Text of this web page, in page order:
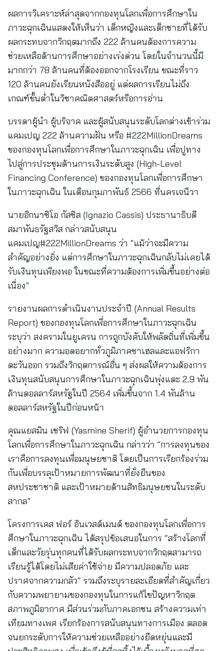
ผลการวิเคราะห์ล่าสุดจากกองทุนโลกเพื่อการศึกษาใน
ภาวะฉุกเฉินแสดงให้เห็นว่า เด็กหญิงและเด็กชายที่ได้รับ
ผลกระทบจากวิกฤตมากถึง 222 ล้านคนต้องการความ
ช่วยเหลือด้านการศึกษาอย่างเร่งด่วน โดยในจำนวนนี้มี
มากกว่า 78 ล้านคนที่ต้องออกจากโรงเรียน ขณะที่ราว
120 ล้านคนยังเรียนหนังสืออยู่ แต่ผลการเรียนไม่ถึง
เกณฑ์ขั้นต่ำในวิชาคณิตศาสตร์หรือการอ่าน
บรรดาผู้นำ ผู้บริจาค และผู้สนับสนุนระดับโลกต่างเข้าร่วม
แคมเปญ 222 ล้านความฝัน หรือ #222MillionDreams
ของกองทุนโลกเพื่อการศึกษาในภาวะฉุกเฉิน เพื่อปูทาง
ไปสู่การประชุมด้านการเงินระดับสูง (High-Level
Financing Conference) ของกองทุนโลกเพื่อการศึกษา
ในภาวะฉุกเฉิน ในเดือนกุมภาพันธ์ 2566 ที่นครเจนีวา
นายอิกนาซิโอ กัสซิส (Ignazio Cassis) ประธานาธิบดี
สมาพันธรัฐสวิส กล่าวสนับสนุน
แคมเปญ#222MillionDreams ว่า “แม้ว่าจะมีความ
สำคัญอย่างยิ่ง แต่การศึกษาในภาวะฉุกเฉินกลับไม่เคยได้
รับเงินทุนเพียงพอ ในขณะที่ความต้องการเพิ่มขึ้นอย่างต่อ
เนื่อง”
รายงานผลการดำเนินงานประจำปี (Annual Results
Report) ของกองทุนโลกเพื่อการศึกษาในภาวะฉุกเฉิน
ระบุว่า สงครามในยูเครน การถูกบังคับให้พลัดถิ่นที่เพิ่มขึ้น
อย่างมาก ความอดอยากทั่วภูมิภาคซาเฮลและแอฟริกา
ตะวันออก รวมถึงวิกฤตการณ์อื่น ๆ ส่งผลให้ความต้องการ
เงินทุนสนับสนุนการศึกษาในภาวะฉุกเฉินพุ่งแตะ 2.9 พัน
ล้านดอลลาร์สหรัฐในปี 2564 เพิ่มขึ้นจาก 1.4 พันล้าน
ดอลลาร์สหรัฐในปีก่อนหน้า
คุณแยสมิน เชริฟ (Yasmine Sherif) ผู้อำนวยการกองทุน
โลกเพื่อการศึกษาในภาวะฉุกเฉิน กล่าวว่า “การลงทุนของ
เราคือการลงทุนเพื่อมนุษยชาติ โดยเป็นการเรียกร้องร่วม
กันเพื่อบรรลุเป้าหมายการพัฒนาที่ยั่งยืนของ
สหประชาชาติ และเป้าหมายด้านสิทธิมนุษยชนในระดับ
สากล”
โครงการเคส ฟอร์ อินเวสต์เมนต์ ของกองทุนโลกเพื่อการ
ศึกษาในภาวะฉุกเฉิน ได้สรุปข้อเสนอในการ “สร้างโลกที่
เด็กและวัยรุ่นทุกคนที่ได้รับผลกระทบจากวิกฤตสามารถ
เรียนรู้ได้โดยไม่เสียค่าใช้จ่าย มีความปลอดภัย และ
ปราศจากความกลัว” รวมถึงระบุรายละเอียดที่สำคัญเกี่ยว
กับความพยายามของกองทุนในการแก้ไขปัญหาวิกฤต
สภาพภูมิอากาศ มีส่วนร่วมกับภาคเอกชน สร้างความเท่า
เทียมทางเพศ เรียกร้องการสนับสนุนทางการเมือง ตลอด
จนยกระดับการให้ความช่วยเหลืออย่างยืดหยุ่นและมี